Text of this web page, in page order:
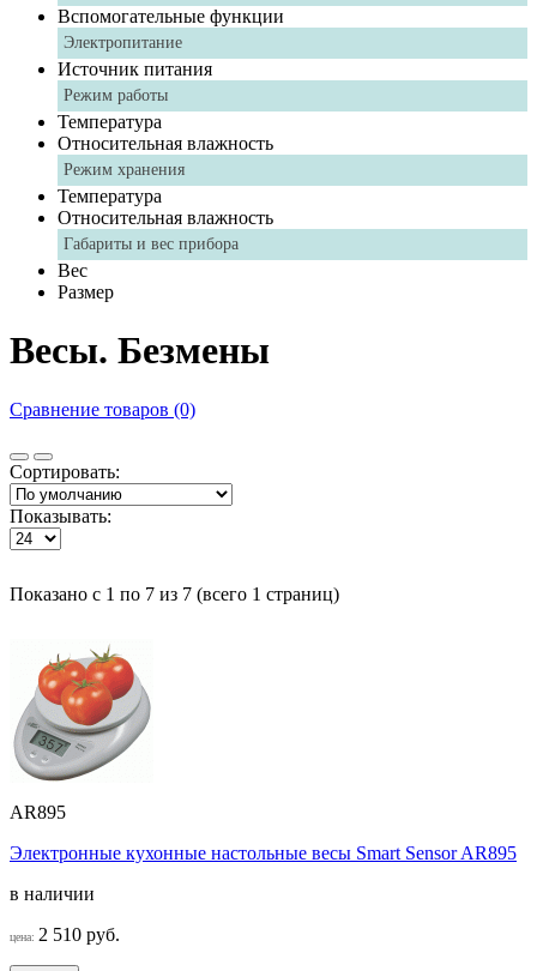
Вспомогательные функции
Электропитание
Источник питания
Режим работы
Температура
Относительная влажность
Режим хранения
Температура
Относительная влажность
Габариты и вес прибора
Вес
Размер
Весы. Безмены
Сравнение товаров (0)
Сортировать:
Показывать:
Показано с 1 по 7 из 7 (всего 1 страниц)
AR895
Электронные кухонные настольные весы Smart Sensor AR895
в наличии
цена: 2 510 руб.